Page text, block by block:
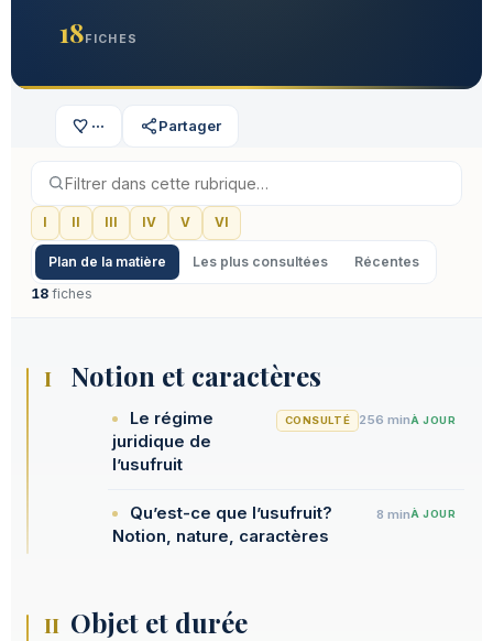
18FICHES
··· Partager
I II III IV V VI
Plan de la matière Les plus consultées
Récentes
18 fiches
I Notion et caractères
Le régime
juridique de
l’usufruit
CONSULTÉ 256 minÀ JOUR
Qu’est-ce que l’usufruit?
Notion, nature, caractères
8 minÀ JOUR
II Objet et durée